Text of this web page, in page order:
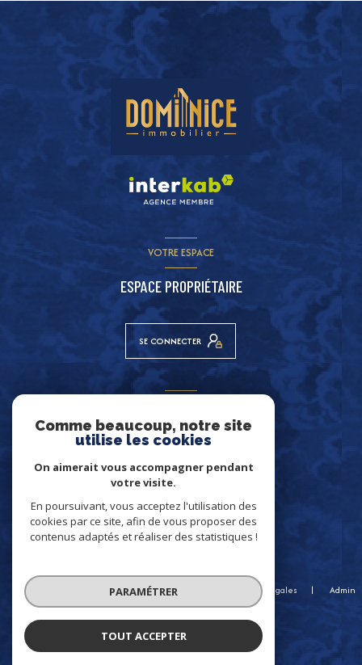
VOTRE ESPACE
ESPACE PROPRIÉTAIRE
SE CONNECTER
NOUS ADHÉRONS
Nos partenaires Mentions légales
Admin
Cookies
Réalisé par :
Comme beaucoup, notre site
utilise les cookies
On aimerait vous accompagner pendant
votre visite.
En poursuivant, vous acceptez l'utilisation des
cookies par ce site, afin de vous proposer des
contenus adaptés et réaliser des statistiques !
PARAMÉTRER
TOUT ACCEPTER